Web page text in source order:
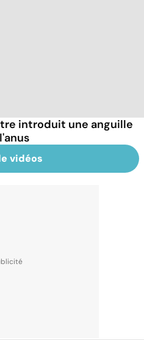
introduit une anguille
vidéos